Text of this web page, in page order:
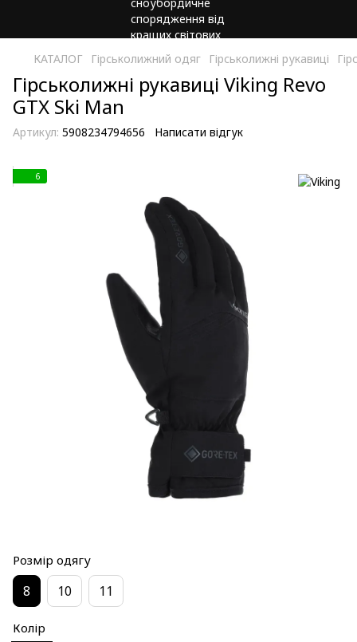
КАТАЛОГ Гірськолижний одяг Гірськолижні рукавиці
Гірськолижні рукавиці Viking Revo
GTX Ski Man
Артикул: 5908234794656 Написати відгук
6
Розмір одягу
8 10 11
Колір